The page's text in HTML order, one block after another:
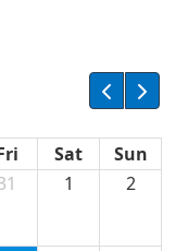
Sat
Sun
sa neprofitnim
1 2